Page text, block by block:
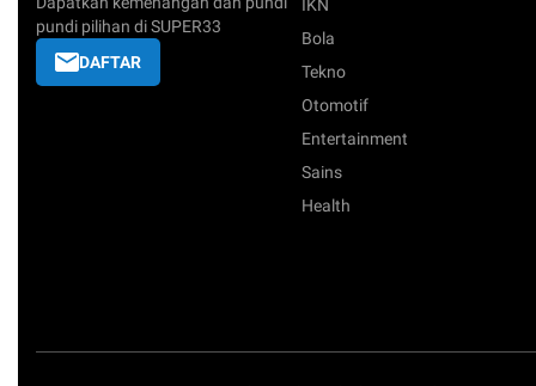
pundi pilihan di SUPER33
DAFTAR
IKN
Bola
Tekno
Otomotif
Entertainment
Sains
Health